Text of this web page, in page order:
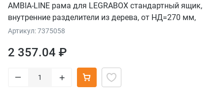
AMBIA-LINE рама для LEGRABOX стандартный ящик,
внутренние разделители из дерева, от НД=270 мм,
ширина=242 мм, орех "Теннесси"/терра-черный
Артикул: 7375058
2 357.04 ₽
– +